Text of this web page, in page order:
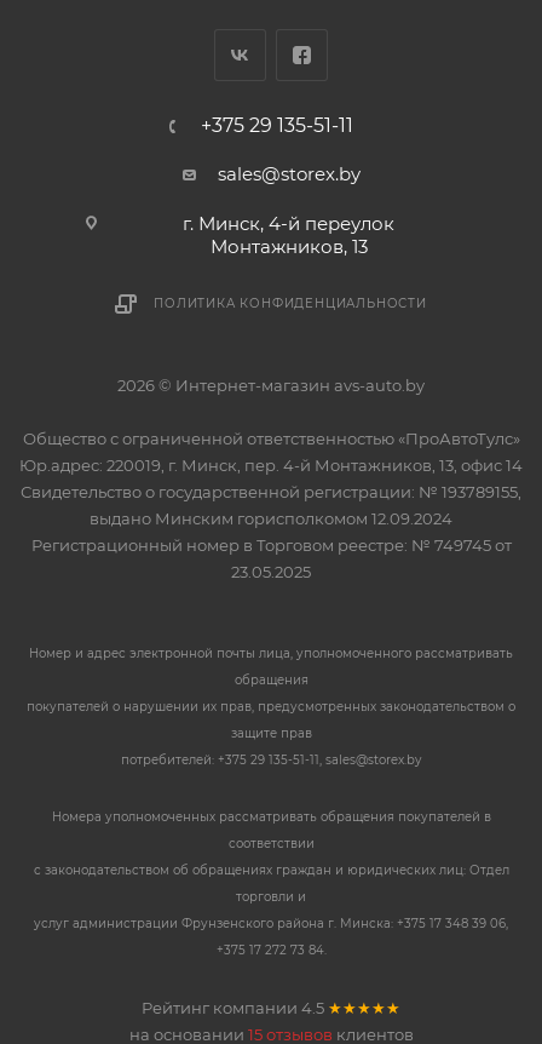
+375 29 135-51-11
sales@storex.by
г. Минск, 4-й переулок
Монтажников, 13
ПОЛИТИКА КОНФИДЕНЦИАЛЬНОСТИ
2026 © Интернет-магазин avs-auto.by
Общество с ограниченной ответственностью «ПроАвтоТулс»
Юр.адрес: 220019, г. Минск, пер. 4-й Монтажников, 13, офис 14
Свидетельство о государственной регистрации: № 193789155,
выдано Минским горисполкомом 12.09.2024
Регистрационный номер в Торговом реестре: № 749745 от
23.05.2025
Номер и адрес электронной почты лица, уполномоченного рассматривать
обращения
покупателей о нарушении их прав, предусмотренных законодательством о
защите прав
потребителей: +375 29 135-51-11, sales@storex.by
Номера уполномоченных рассматривать обращения покупателей в
соответствии
с законодательством об обращениях граждан и юридических лиц: Отдел
торговли и
услуг администрации Фрунзенского района г. Минска: +375 17 348 39 06,
+375 17 272 73 84.
Рейтинг компании 4.5 ★★★★★
на основании 15 отзывов клиентов